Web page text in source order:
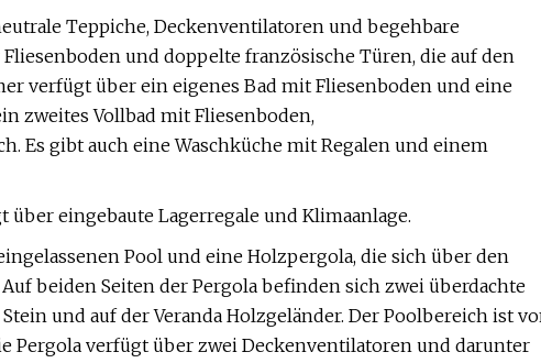
Teppiche, Deckenventilatoren und begehbare
und doppelte französische Türen, die auf den
verfügt über ein eigenes Bad mit Fliesenboden und eine
zweites Vollbad mit Fliesenboden,
Es gibt auch eine Waschküche mit Regalen und einem
eingebaute Lagerregale und Klimaanlage.
Pool und eine Holzpergola, die sich über den
beiden Seiten der Pergola befinden sich zwei überdachte
und auf der Veranda Holzgeländer. Der Poolbereich ist
Pergola verfügt über zwei Deckenventilatoren und darunter